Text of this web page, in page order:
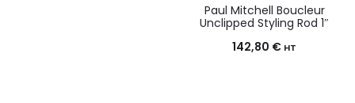
Paul Mitchell Boucleur
Unclipped Styling Rod 1″
142,80 € HT